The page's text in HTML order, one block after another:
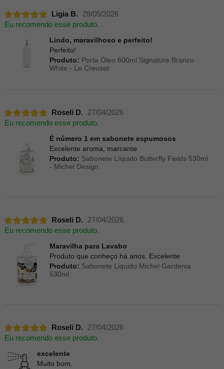
Ligia B.
28/05/2026
Eu recomendo esse produto.
Lindo, maravilhoso e perfeito!
Perfeito!
Produto: Porta Óleo 600ml Signature Branco
White - Le Creuset
Roseli D.
27/04/2026
Eu recomendo esse produto.
É número 1 em sabonete espumosos
Excelente aroma, marcante
Produto: Sabonete Líquido Butterfly Fields 530ml
- Michel Design
Roseli D.
27/04/2026
Eu recomendo esse produto.
Maravilha para Lavabo
Produto que conheço há anos. Excelente
Produto: Sabonete Liquido Michel Gardenia
530ml
Roseli D.
27/04/2026
Eu recomendo esse produto.
excelente
Muito bom.